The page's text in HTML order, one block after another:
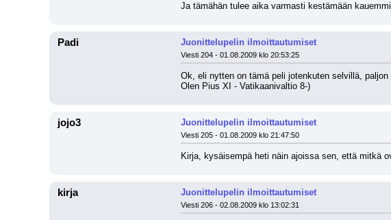
Ja tämähän tulee aika varmasti kestämään
Padi Juonittelupelin ilmoittautumiset
Viesti 204 - 01.08.2009 klo 20:53:25
Ok, eli nytten on tämä peli jotenkuten selvillä,
Olen Pius XI - Vatikaanivaltio 8-)
jojo3 Juonittelupelin ilmoittautumiset
Viesti 205 - 01.08.2009 klo 21:47:50
Kirja, kysäisempä heti näin ajoissa sen, että mitkä
kirja Juonittelupelin ilmoittautumiset
Viesti 206 - 02.08.2009 klo 13:02:31